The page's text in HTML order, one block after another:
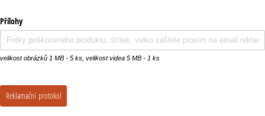
Přílohy
velikost obrázků 1 MB - 5 ks, velikost videa 5 MB - 1 ks
Reklamační protokol